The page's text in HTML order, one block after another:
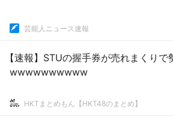
芸能人ニュース速報
【速報】STUの握手券が売れまくり
wwwwwwwwww
HKTまとめもん【HKT48のまとめ】